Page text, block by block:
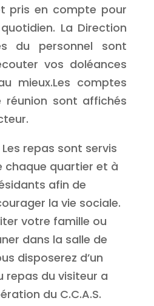
pris en compte pour
La Direction
du personnel sont
vos doléances
mieux.Les comptes
sont affichés
Les repas sont servis
chaque quartier et à
afin de
la vie sociale.
votre famille ou
dans la salle de
disposerez d’un
repas du visiteur a
du C.C.A.S.